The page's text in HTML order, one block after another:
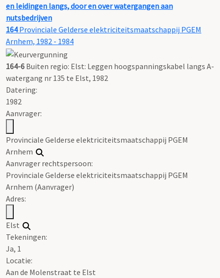
en leidingen langs, door en over watergangen aan
nutsbedrijven
164Provinciale Gelderse elektriciteitsmaatschappij PGEM
Arnhem, 1982 - 1984
164-6 Buiten regio: Elst: Leggen hoogspanningskabel langs A-
watergang nr 135 te Elst, 1982
Datering:
1982
Aanvrager:
Provinciale Gelderse elektriciteitsmaatschappij PGEM
Arnhem
Aanvrager rechtspersoon:
Provinciale Gelderse elektriciteitsmaatschappij PGEM
Arnhem (Aanvrager)
Adres:
Elst
Tekeningen:
Ja, 1
Locatie:
Aan de Molenstraat te Elst